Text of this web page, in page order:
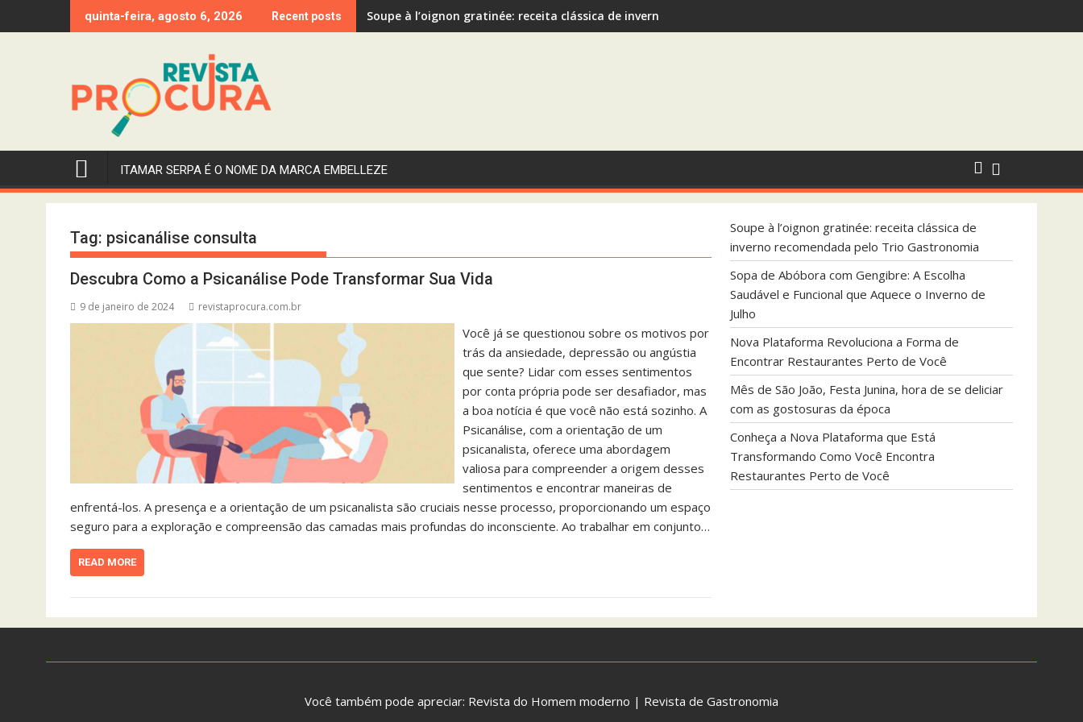
to
quinta-feira, agosto 6, 2026 Recent posts Soupe à l’oignon gratinée: receita clássica de inverno recomendada pelo Trio Gastronomia
Sopa de Abóbora com Gengibre: A Escolha Saudável e Funcional que Aquece o Inverno de Julho
ITAMAR SERPA É O NOME DA MARCA EMBELLEZE
Tag: psicanálise consulta
Descubra Como a Psicanálise Pode Transformar Sua Vida
9 de janeiro de 2024 revistaprocura.com.br
Você já se questionou sobre os motivos por
trás da ansiedade, depressão ou angústia
que sente? Lidar com esses sentimentos
por conta própria pode ser desafiador, mas
a boa notícia é que você não está sozinho. A
Psicanálise, com a orientação de um
psicanalista, oferece uma abordagem
valiosa para compreender a origem desses
sentimentos e encontrar maneiras de
enfrentá-los. A presença e a orientação de um psicanalista são cruciais nesse processo, proporcionando um espaço
seguro para a exploração e compreensão das camadas mais profundas do inconsciente. Ao trabalhar em conjunto…
READ MORE
Soupe à l’oignon gratinée: receita clássica de
inverno recomendada pelo Trio Gastronomia
Sopa de Abóbora com Gengibre: A Escolha
Saudável e Funcional que Aquece o Inverno de
Julho
Nova Plataforma Revoluciona a Forma de
Encontrar Restaurantes Perto de Você
Mês de São João, Festa Junina, hora de se deliciar
com as gostosuras da época
Conheça a Nova Plataforma que Está
Transformando Como Você Encontra
Restaurantes Perto de Você
Você também pode apreciar: Revista do Homem moderno | Revista de Gastronomia